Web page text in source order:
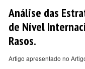
Análise das
de Nível
Rasos.
Artigo apresentado no